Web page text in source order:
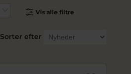
Vis alle filtre
Sorter efter